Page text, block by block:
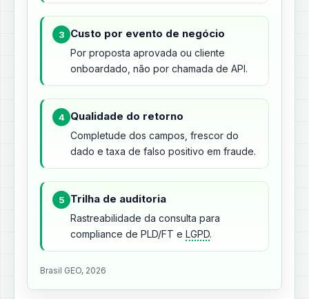
3 Custo por evento de negócio
Por proposta aprovada ou cliente
onboardado, não por chamada de API.
4 Qualidade do retorno
Completude dos campos, frescor do
dado e taxa de falso positivo em fraude.
5 Trilha de auditoria
Rastreabilidade da consulta para
compliance de PLD/FT e LGPD.
Brasil GEO, 2026